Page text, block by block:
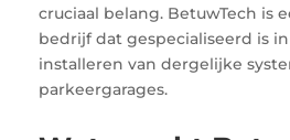
cruciaal belang. BetuwTech is
bedrijf dat gespecialiseerd is
installeren van dergelijke
parkeergarages.